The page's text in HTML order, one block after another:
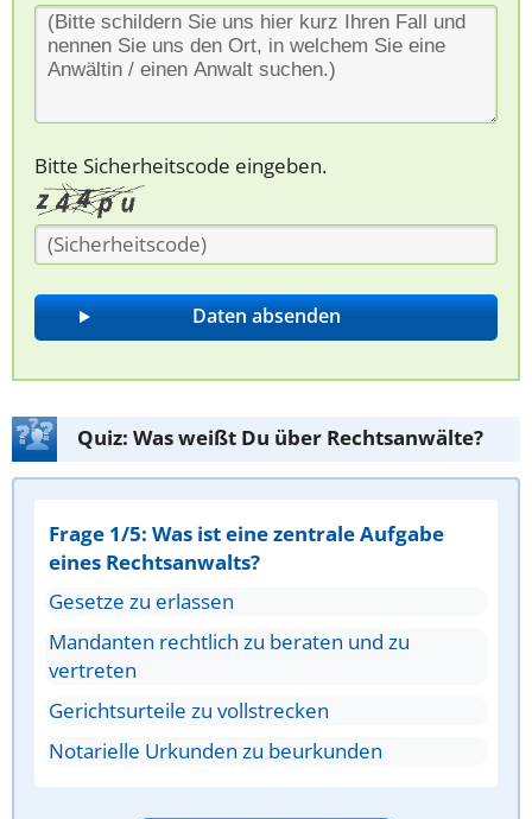
Bitte Sicherheitscode eingeben.
Quiz: Was weißt Du über Rechtsanwälte?
Frage 1/5: Was ist eine zentrale Aufgabe
eines Rechtsanwalts?
Gesetze zu erlassen
Mandanten rechtlich zu beraten und zu
vertreten
Gerichtsurteile zu vollstrecken
Notarielle Urkunden zu beurkunden